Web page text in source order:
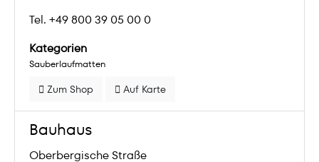
Tel. +49 800 39 05 00 0
Kategorien
Sauberlaufmatten
Zum Shop Auf Karte
Bauhaus
Oberbergische Straße